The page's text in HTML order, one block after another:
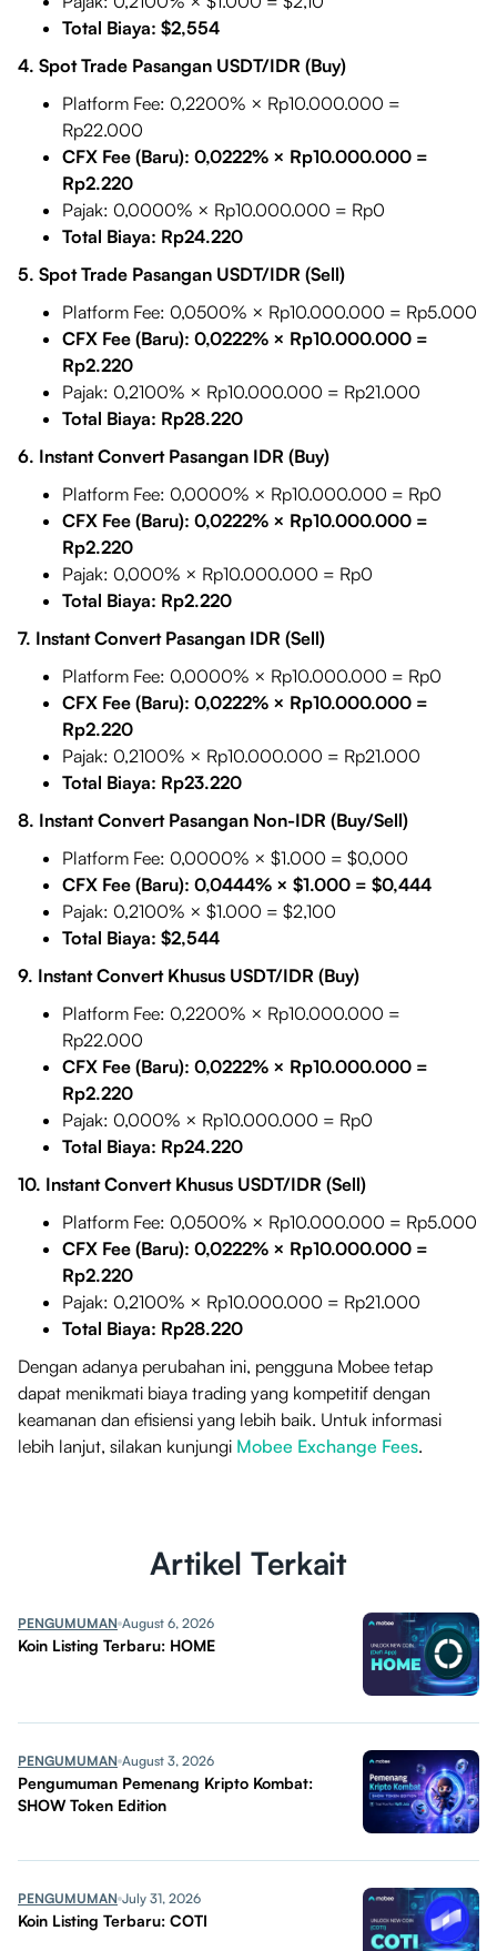
Total Biaya: $2,554
4. Spot Trade Pasangan USDT/IDR (Buy)
Platform Fee: 0,2200% × Rp10.000.000 =
Rp22.000
CFX Fee (Baru): 0,0222% × Rp10.000.000 =
Rp2.220
Pajak: 0,0000% × Rp10.000.000 = Rp0
Total Biaya: Rp24.220
5. Spot Trade Pasangan USDT/IDR (Sell)
Platform Fee: 0,0500% × Rp10.000.000 = Rp5.000
CFX Fee (Baru): 0,0222% × Rp10.000.000 =
Rp2.220
Pajak: 0,2100% × Rp10.000.000 = Rp21.000
Total Biaya: Rp28.220
6. Instant Convert Pasangan IDR (Buy)
Platform Fee: 0,0000% × Rp10.000.000 = Rp0
CFX Fee (Baru): 0,0222% × Rp10.000.000 =
Rp2.220
Pajak: 0,000% × Rp10.000.000 = Rp0
Total Biaya: Rp2.220
7. Instant Convert Pasangan IDR (Sell)
Platform Fee: 0,0000% × Rp10.000.000 = Rp0
CFX Fee (Baru): 0,0222% × Rp10.000.000 =
Rp2.220
Pajak: 0,2100% × Rp10.000.000 = Rp21.000
Total Biaya: Rp23.220
8. Instant Convert Pasangan Non-IDR (Buy/Sell)
Platform Fee: 0,0000% × $1.000 = $0,000
CFX Fee (Baru): 0,0444% × $1.000 = $0,444
Pajak: 0,2100% × $1.000 = $2,100
Total Biaya: $2,544
9. Instant Convert Khusus USDT/IDR (Buy)
Platform Fee: 0,2200% × Rp10.000.000 =
Rp22.000
CFX Fee (Baru): 0,0222% × Rp10.000.000 =
Rp2.220
Pajak: 0,000% × Rp10.000.000 = Rp0
Total Biaya: Rp24.220
10. Instant Convert Khusus USDT/IDR (Sell)
Platform Fee: 0,0500% × Rp10.000.000 = Rp5.000
CFX Fee (Baru): 0,0222% × Rp10.000.000 =
Rp2.220
Pajak: 0,2100% × Rp10.000.000 = Rp21.000
Total Biaya: Rp28.220
Dengan adanya perubahan ini, pengguna Mobee tetap
dapat menikmati biaya trading yang kompetitif dengan
keamanan dan efisiensi yang lebih baik. Untuk informasi
lebih lanjut, silakan kunjungi Mobee Exchange Fees.
Artikel Terkait
PENGUMUMAN August 6, 2026
Koin Listing Terbaru: HOME
PENGUMUMAN August 3, 2026
Pengumuman Pemenang Kripto Kombat:
SHOW Token Edition
PENGUMUMAN July 31, 2026
Koin Listing Terbaru: COTI